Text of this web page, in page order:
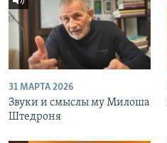
31 МАРТА 2026
Звуки и смыслы му Милоша
Штедроня